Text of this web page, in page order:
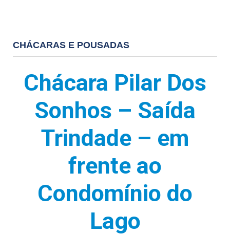
CHÁCARAS E POUSADAS
Chácara Pilar Dos
Sonhos – Saída
Trindade – em
frente ao
Condomínio do
Lago